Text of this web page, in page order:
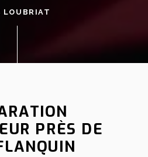
LOUBRIAT
PRÈS DE